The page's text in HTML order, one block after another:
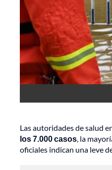
Las autoridades de salud
los 7.000 casos, la
oficiales indican una leve